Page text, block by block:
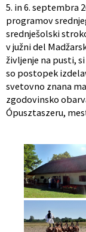
5. in 6. septembra
programov
srednješolski
v južni del
življenje na pusti,
so postopek
svetovno znana
zgodovinsko
Ópusztaszeru,